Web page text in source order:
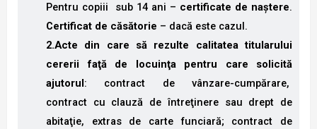
Pentru copiii sub 14 ani – certificate de naştere.
Certificat de căsătorie – dacă este cazul.
2.Acte din care să rezulte calitatea titularului
cererii faţă de locuinţa pentru care solicită
ajutorul: contract de vânzare-cumpărare,
contract cu clauză de întreţinere sau drept de
abitaţie, extras de carte funciară; contract de